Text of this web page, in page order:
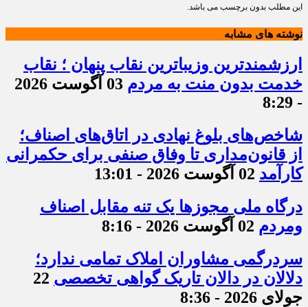
این مطلب بدون برچسب می باشد.
نوشته های مشابه
ارزشمندترین وزیباترین نقاب پنهان ؛ نقاب
خدمت بدون منت به مردم
03 آگوست 2026
- 8:29
شاخص‌های بلوغ نهادی در اتاق‌های اصناف؛
از قانون‌مداری تا وفاق صنفی برای حکمرانی
کارآمد 02 آگوست 2026 - 13:01
درگاه ملی مجوزها یک تنه مقابل اصناف
ومردم 02 آگوست 2026 - 8:16
سردرگمی مشاوران املاک تمامی ندارد؛
دلالان در دالان تاریک گواهی تخصصی 22
جولای 2026 - 8:36